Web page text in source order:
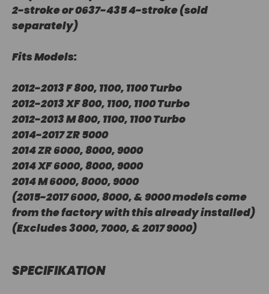
2-stroke or 0637-435 4-stroke (sold
separately)
Fits Models:
2012-2013 F 800, 1100, 1100 Turbo
2012-2013 XF 800, 1100, 1100 Turbo
2012-2013 M 800, 1100, 1100 Turbo
2014-2017 ZR 5000
2014 ZR 6000, 8000, 9000
2014 XF 6000, 8000, 9000
2014 M 6000, 8000, 9000
(2015-2017 6000, 8000, & 9000 models come
from the factory with this already installed)
(Excludes 3000, 7000, & 2017 9000)
SPECIFIKATION